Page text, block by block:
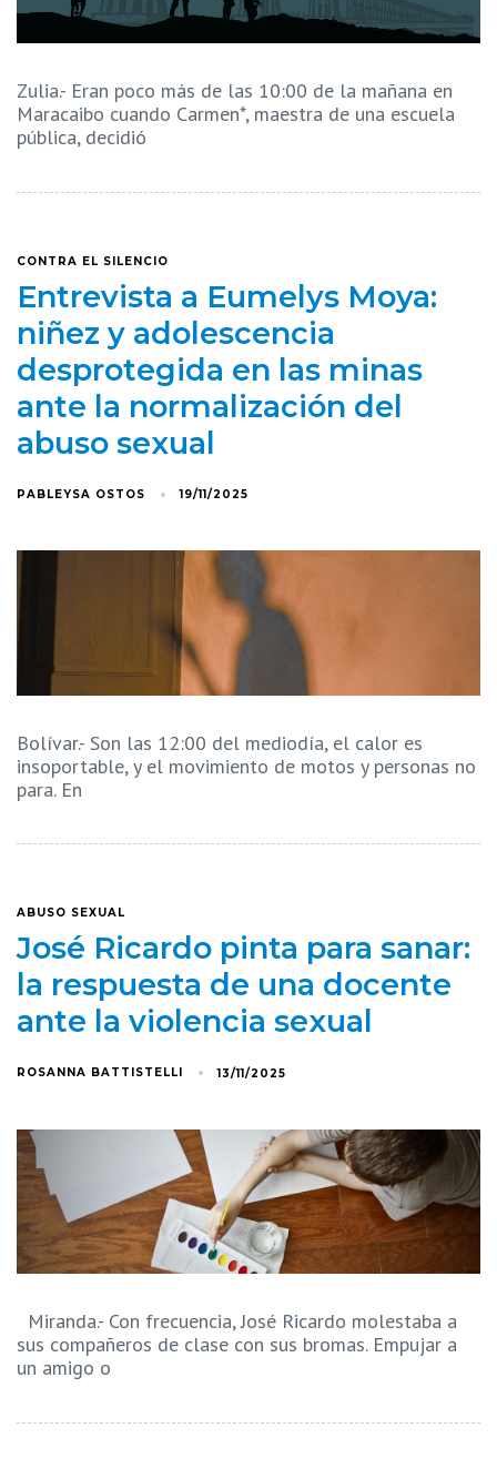
Zulia.- Eran poco más de las 10:00 de la mañana en
Maracaibo cuando Carmen*, maestra de una escuela
pública, decidió
CONTRA EL SILENCIO
Entrevista a Eumelys Moya:
niñez y adolescencia
desprotegida en las minas
ante la normalización del
abuso sexual
PABLEYSA OSTOS 19/11/2025
Bolívar.- Son las 12:00 del mediodía, el calor es
insoportable, y el movimiento de motos y personas no
para. En
ABUSO SEXUAL
José Ricardo pinta para sanar:
la respuesta de una docente
ante la violencia sexual
ROSANNA BATTISTELLI 13/11/2025
Miranda.- Con frecuencia, José Ricardo molestaba a
sus compañeros de clase con sus bromas. Empujar a
un amigo o